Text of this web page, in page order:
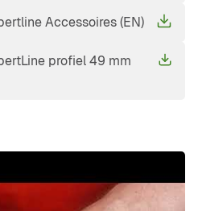
Accessoires (EN)
profiel 49 mm